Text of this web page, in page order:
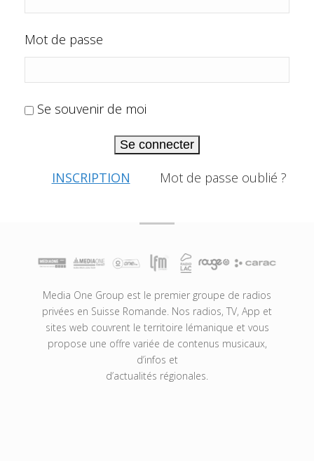
Mot de passe
Se souvenir de moi
Se connecter
INSCRIPTION Mot de passe oublié ?
Media One Group est le premier groupe de radios
privées en Suisse Romande. Nos radios, TV, App et
sites web couvrent le territoire lémanique et vous
propose une offre variée de contenus musicaux,
d’infos et
d’actualités régionales.